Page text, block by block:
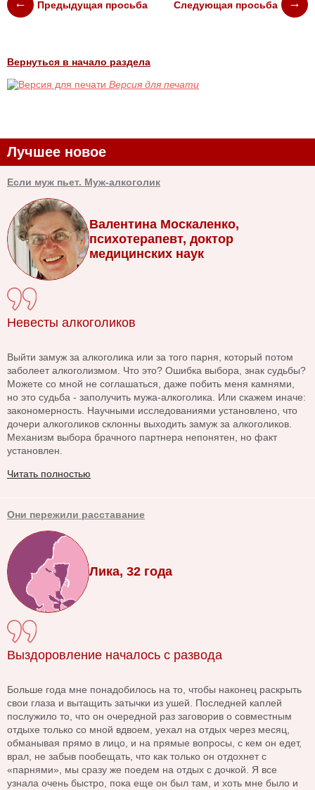
Предыдущая просьба Следующая просьба
Вернуться в начало раздела
Версия для печати
Лучшее новое
Если муж пьет. Муж-алкоголик
Валентина Москаленко,
психотерапевт, доктор
медицинских наук
Невесты алкоголиков
Выйти замуж за алкоголика или за того парня, который потом
заболеет алкоголизмом. Что это? Ошибка выбора, знак судьбы?
Можете со мной не соглашаться, даже побить меня камнями,
но это судьба - заполучить мужа-алкоголика. Или скажем иначе:
закономерность. Научными исследованиями установлено, что
дочери алкоголиков склонны выходить замуж за алкоголиков.
Механизм выбора брачного партнера непонятен, но факт
установлен.
Читать полностью
Они пережили расставание
Лика, 32 года
Выздоровление началось с развода
Больше года мне понадобилось на то, чтобы наконец раскрыть
свои глаза и вытащить затычки из ушей. Последней каплей
послужило то, что он очередной раз заговорив о совместным
отдыхе только со мной вдвоем, уехал на отдых через месяц,
обманывая прямо в лицо, и на прямые вопросы, с кем он едет,
врал, не забыв пообещать, что как только он отдохнет с
«парнями», мы сразу же поедем на отдых с дочкой. Я все
узнала очень быстро, пока еще он был там, и хоть мне было и